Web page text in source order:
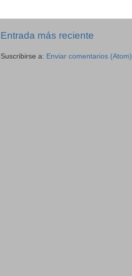
Entrada más reciente
Suscribirse a: Enviar comentarios (Atom)